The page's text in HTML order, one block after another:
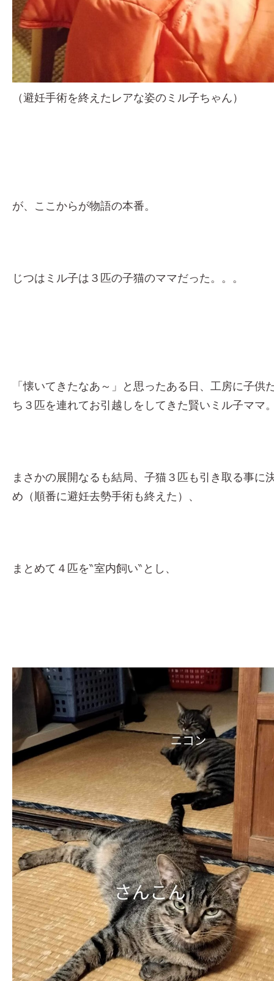
（避妊手術を終えたレアな姿のミル子ちゃん）
が、ここからが物語の本番。
じつはミル子は３匹の子猫のママだった。。。
「懐いてきたなあ～」と思ったある日、工房に子供
ち３匹を連れてお引越しをしてきた賢いミル子ママ
まさかの展開なるも結局、子猫３匹も引き取る事に
め（順番に避妊去勢手術も終えた）、
まとめて４匹を‶室内飼い‶とし、